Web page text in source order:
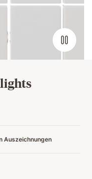
Auszeichnungen